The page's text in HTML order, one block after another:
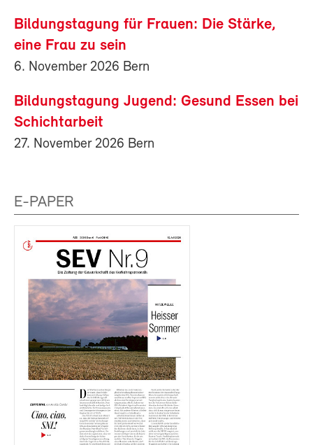
Bildungstagung für Frauen: Die Stärke,
eine Frau zu sein
6. November 2026 Bern
Bildungstagung Jugend: Gesund Essen bei
Schichtarbeit
27. November 2026 Bern
E-PAPER